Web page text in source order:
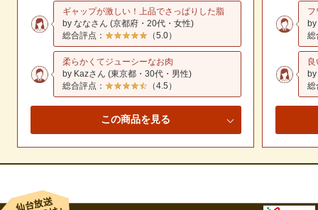
ギャップが激しい！上品でさっぱりした脂
by ななさん (京都府・20代・女性)
総合評点： ★★★★★
☆☆☆☆☆ （5.0）
柔らかくてジューシーなお肉
by Kazさん (東京都・30代・男性)
総合評点： ★★★★★
☆☆☆☆☆ （4.5）
この商品を見る
総
総